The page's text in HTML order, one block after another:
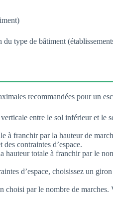
type de bâtiment
recommandées pour un
entre le sol inférieur et le
à franchir par la hauteur de
contraintes d’espace.
hauteur totale à franchir par le
d’espace, choisissez un
par le nombre de marches.